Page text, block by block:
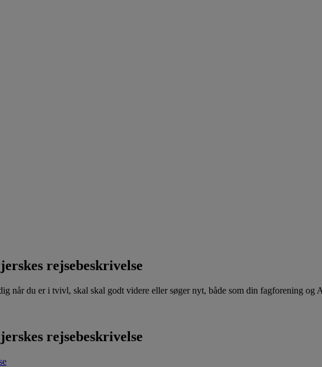
rejsebeskrivelse
når du er i tvivl, skal skal godt videre eller søger nyt, både som din fagforening og
rejsebeskrivelse